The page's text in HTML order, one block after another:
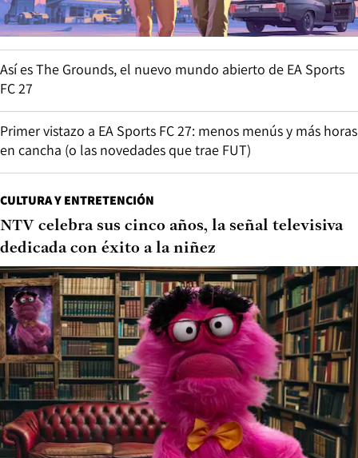
Así es The Grounds, el nuevo mundo abierto de EA Sports
FC 27
Primer vistazo a EA Sports FC 27: menos menús y más horas
en cancha (o las novedades que trae FUT)
CULTURA Y ENTRETENCIÓN
NTV celebra sus cinco años, la señal televisiva
dedicada con éxito a la niñez